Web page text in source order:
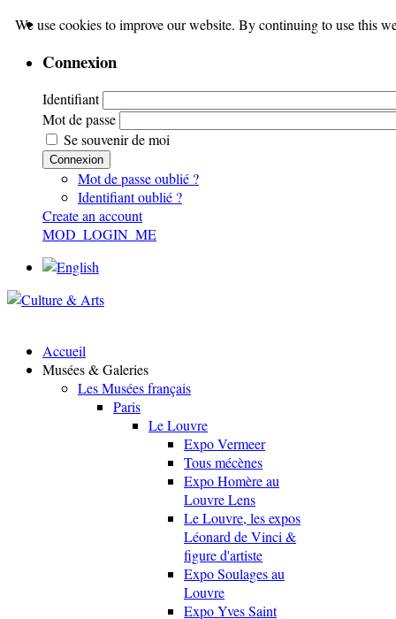
Connexion
Identifiant
Mot de passe
Se souvenir de moi
Connexion
Mot de passe oublié ?
Identifiant oublié ?
Create an account
MOD_LOGIN_ME
Accueil
Musées & Galeries
Les Musées français
Paris
Le Louvre
Expo Vermeer
Tous mécènes
Expo Homère au
Louvre Lens
Le Louvre, les expos
Léonard de Vinci &
figure d'artiste
Expo Soulages au
Louvre
Expo Yves Saint
We use cookies to improve our website. By continuing to use this